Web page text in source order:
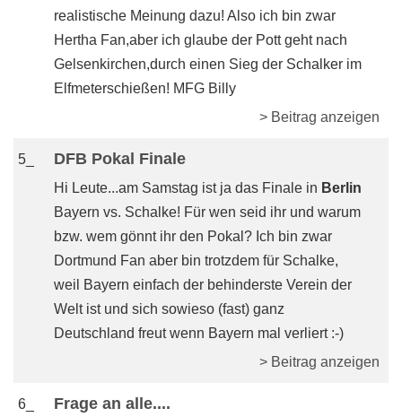
realistische Meinung dazu! Also ich bin zwar
Hertha Fan,aber ich glaube der Pott geht nach
Gelsenkirchen,durch einen Sieg der Schalker im
Elfmeterschießen! MFG Billy
> Beitrag anzeigen
5_ DFB Pokal Finale
Hi Leute...am Samstag ist ja das Finale in Berlin
Bayern vs. Schalke! Für wen seid ihr und warum
bzw. wem gönnt ihr den Pokal? Ich bin zwar
Dortmund Fan aber bin trotzdem für Schalke,
weil Bayern einfach der behinderste Verein der
Welt ist und sich sowieso (fast) ganz
Deutschland freut wenn Bayern mal verliert :-)
> Beitrag anzeigen
6_ Frage an alle....